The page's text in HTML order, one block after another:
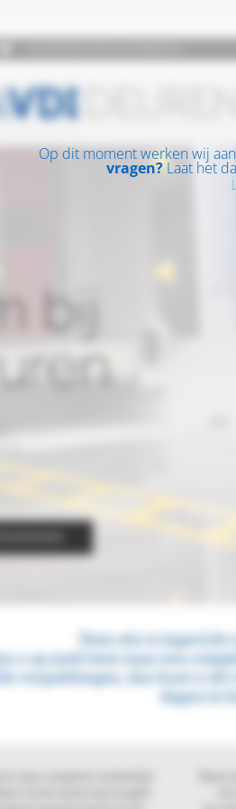
Op dit moment werken wij
vragen? Laat het